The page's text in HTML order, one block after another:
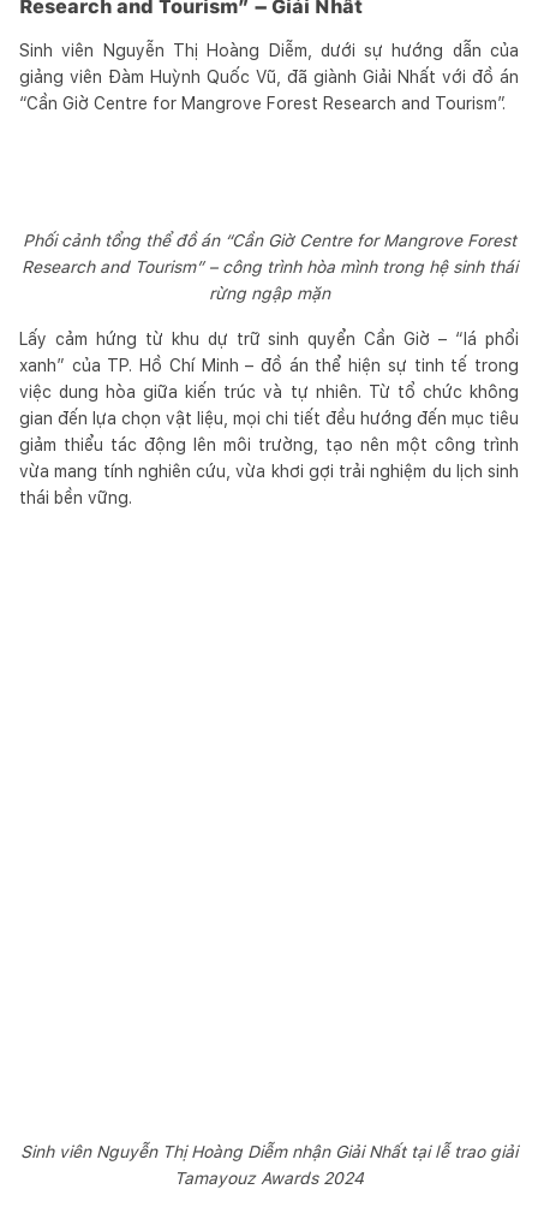
Research and Tourism” – Giải Nhất
Sinh viên Nguyễn Thị Hoàng Diễm, dưới sự hướng dẫn của
giảng viên Đàm Huỳnh Quốc Vũ, đã giành Giải Nhất với đồ án
“Cần Giờ Centre for Mangrove Forest Research and Tourism”.
Phối cảnh tổng thể đồ án “Cần Giờ Centre for Mangrove Forest
Research and Tourism” – công trình hòa mình trong hệ sinh thái
rừng ngập mặn
Lấy cảm hứng từ khu dự trữ sinh quyển Cần Giờ – “lá phổi
xanh” của TP. Hồ Chí Minh – đồ án thể hiện sự tinh tế trong
việc dung hòa giữa kiến trúc và tự nhiên. Từ tổ chức không
gian đến lựa chọn vật liệu, mọi chi tiết đều hướng đến mục tiêu
giảm thiểu tác động lên môi trường, tạo nên một công trình
vừa mang tính nghiên cứu, vừa khơi gợi trải nghiệm du lịch sinh
thái bền vững.
Sinh viên Nguyễn Thị Hoàng Diễm nhận Giải Nhất tại lễ trao giải
Tamayouz Awards 2024